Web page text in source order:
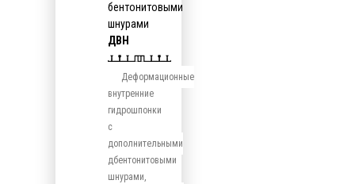
бентонитовыми
шнурами
ДВН
Деформационные
внутренние
гидрошпонки
с
дополнительными
дбентонитовыми
шнурами,